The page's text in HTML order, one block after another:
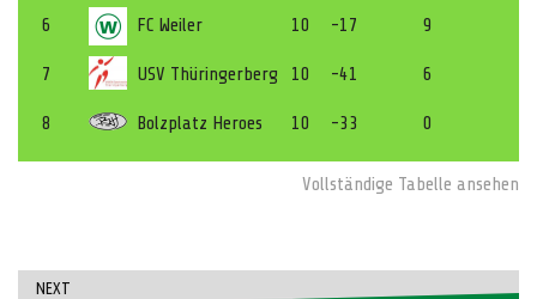
6 FC Weiler 10 -17 9
7 USV Thüringerberg 10 -41 6
8 Bolzplatz Heroes 10 -33 0
Vollständige Tabelle ansehen
NEXT